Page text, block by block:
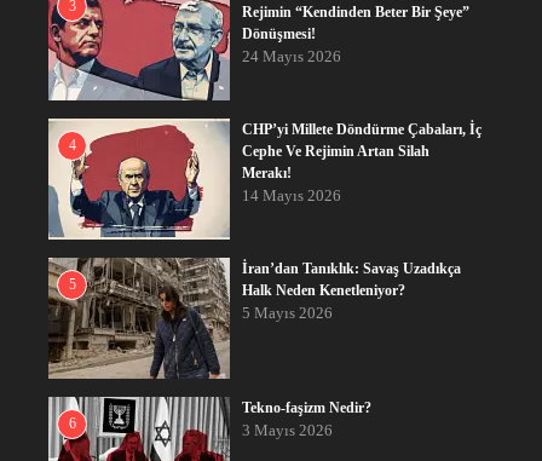
3
Rejimin “Kendinden Beter Bir Şeye”
Dönüşmesi!
24 Mayıs 2026
4
CHP’yi Millete Döndürme Çabaları, İç
Cephe Ve Rejimin Artan Silah
Merakı!
14 Mayıs 2026
5
İran’dan Tanıklık: Savaş Uzadıkça
Halk Neden Kenetleniyor?
5 Mayıs 2026
6
Tekno-faşizm Nedir?
3 Mayıs 2026